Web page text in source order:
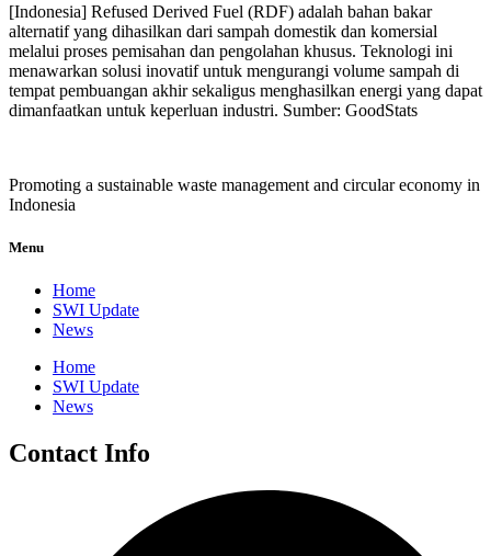
[Indonesia] Refused Derived Fuel (RDF) adalah bahan bakar
alternatif yang dihasilkan dari sampah domestik dan komersial
melalui proses pemisahan dan pengolahan khusus. Teknologi ini
menawarkan solusi inovatif untuk mengurangi volume sampah di
tempat pembuangan akhir sekaligus menghasilkan energi yang dapat
dimanfaatkan untuk keperluan industri. Sumber: GoodStats
Promoting a sustainable waste management and circular economy in
Indonesia
Menu
Home
SWI Update
News
Home
SWI Update
News
Contact Info